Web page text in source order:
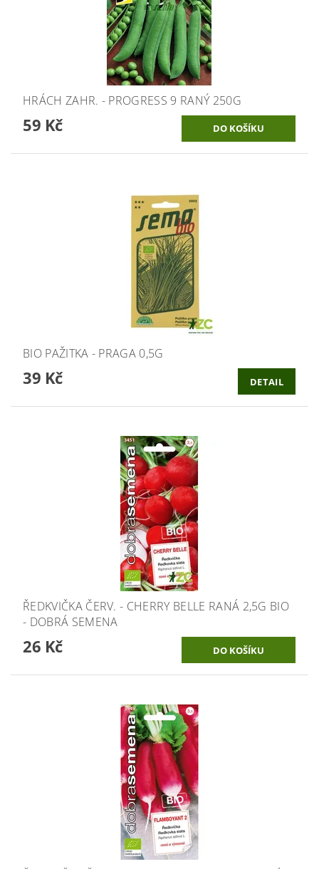
HRÁCH ZAHR. - PROGRESS 9 RANÝ 250G
59 Kč
BIO PAŽITKA - PRAGA 0,5G
39 Kč DETAIL
ŘEDKVIČKA ČERV. - CHERRY BELLE RANÁ 2,5G BIO
- DOBRÁ SEMENA
26 Kč